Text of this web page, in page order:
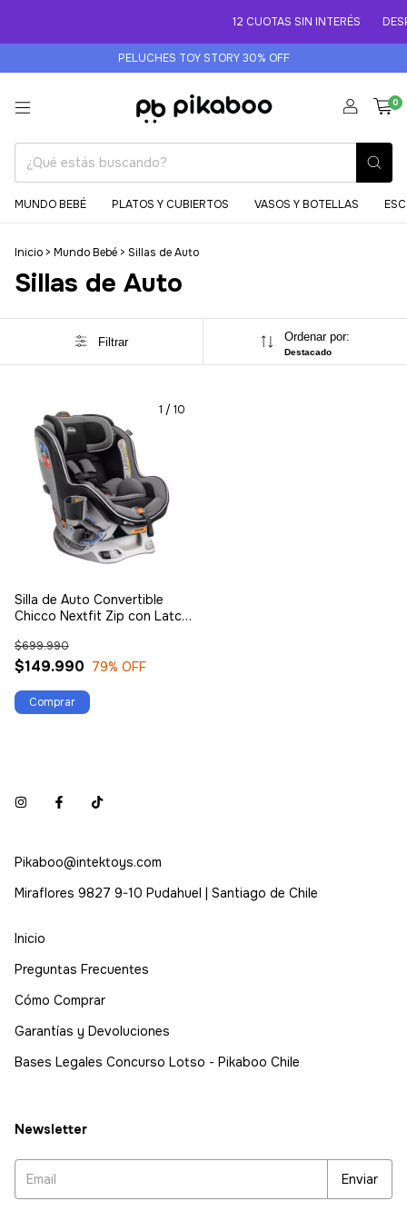
12 CUOTAS SIN INTERÉS
PELUCHES TOY STORY 30% OFF
0
MUNDO BEBÉ PLATOS Y CUBIERTOS VASOS Y BOTELLAS
Inicio > Mundo Bebé > Sillas de Auto
Sillas de Auto
Filtrar Ordenar por:
Destacado
1 / 10
Silla de Auto Convertible
Chicco Nextfit Zip con Latch
$149.990
$699.990
79% OFF
Pikaboo@intektoys.com
Miraflores 9827 9-10 Pudahuel | Santiago de Chile
Inicio
Preguntas Frecuentes
Cómo Comprar
Garantías y Devoluciones
Bases Legales Concurso Lotso - Pikaboo Chile
Newsletter